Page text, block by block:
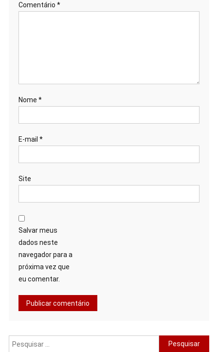
Comentário *
Nome *
E-mail *
Site
Salvar meus
dados neste
navegador para a
próxima vez que
eu comentar.
Pesquisar